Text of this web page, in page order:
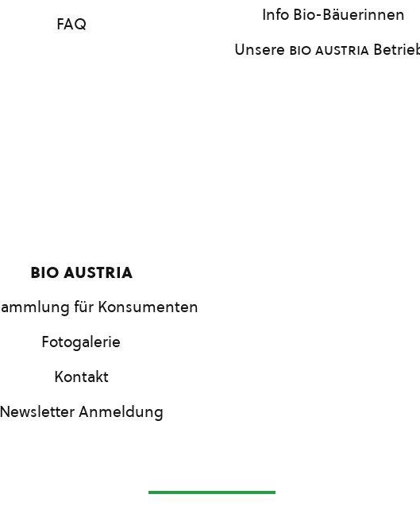
FAQ
Info Bio-Bäuerinnen
Unsere bio austria
bio austria
für Konsumenten
Fotogalerie
Kontakt
Newsletter Anmeldung